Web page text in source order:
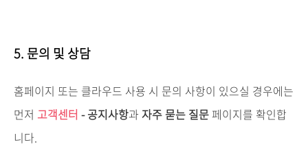
5. 문의 및 상담
홈페이지 또는 클라우드 사용 시 문의 사항이 있으실 경우에는
먼저 고객센터 - 공지사항과 자주 묻는 질문페이지를 확인합
니다.